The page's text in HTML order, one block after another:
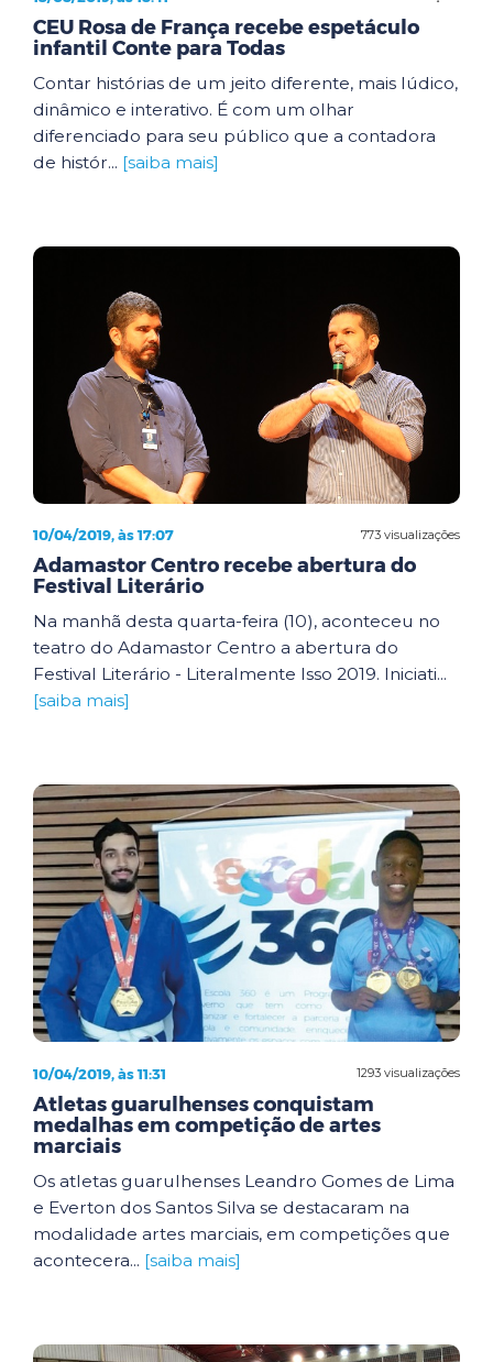
CEU Rosa de França recebe espetáculo
infantil Conte para Todas
Contar histórias de um jeito diferente, mais lúdico,
dinâmico e interativo. É com um olhar
diferenciado para seu público que a contadora
de histór... [saiba mais]
773 visualizações
10/04/2019, às 17:07
Adamastor Centro recebe abertura do
Festival Literário
Na manhã desta quarta-feira (10), aconteceu no
teatro do Adamastor Centro a abertura do
Festival Literário - Literalmente Isso 2019. Iniciati...
[saiba mais]
1293 visualizações
10/04/2019, às 11:31
Atletas guarulhenses conquistam
medalhas em competição de artes
marciais
Os atletas guarulhenses Leandro Gomes de Lima
e Everton dos Santos Silva se destacaram na
modalidade artes marciais, em competições que
acontecera... [saiba mais]